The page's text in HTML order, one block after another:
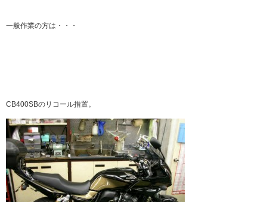
一般作業の方は・・・
CB400SBのリコール措置。